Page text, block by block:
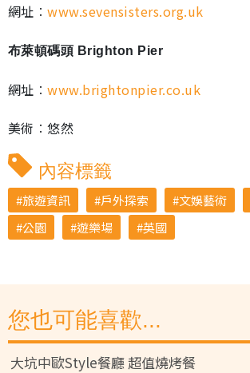
網址︰www.sevensisters.org.uk
布萊頓碼頭 Brighton Pier
網址︰www.brightonpier.co.uk
美術︰悠然
內容標籤
旅遊資訊 戶外探索 文娛藝術
公園
遊樂場 英國
您也可能喜歡...
大坑中歐Style餐廳 超值燒烤餐